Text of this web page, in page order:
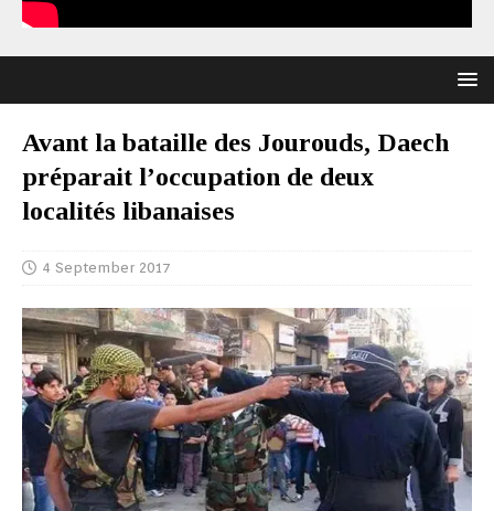
Avant la bataille des Jourouds, Daech
préparait l’occupation de deux
localités libanaises
4 September 2017